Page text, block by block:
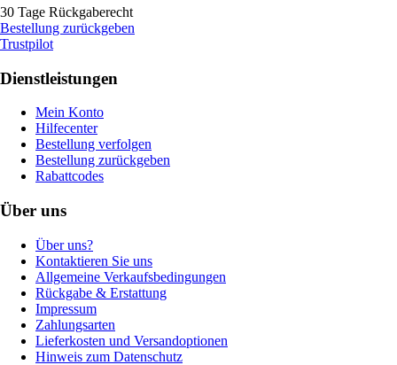
30 Tage Rückgaberecht
Bestellung zurückgeben
Trustpilot
Dienstleistungen
Mein Konto
Hilfecenter
Bestellung verfolgen
Bestellung zurückgeben
Rabattcodes
Über uns
Über uns?
Kontaktieren Sie uns
Allgemeine Verkaufsbedingungen
Rückgabe & Erstattung
Impressum
Zahlungsarten
Lieferkosten und Versandoptionen
Hinweis zum Datenschutz